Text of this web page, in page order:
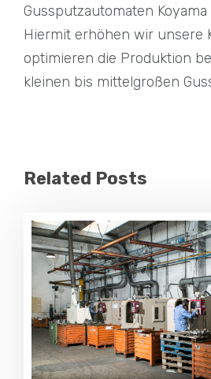
Gussputzautomaten
Hiermit erhöhen wir unsere
optimieren die Produktion
kleinen bis mittelgroßen
Related Posts